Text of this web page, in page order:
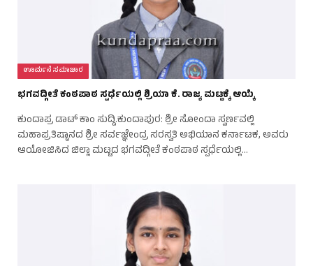
ಊರ್ಮನೆ ಸಮಾಚಾರ
ಭಗವದ್ಗೀತೆ ಕಂಠಪಾಠ ಸ್ಪರ್ಧೆಯಲ್ಲಿ ಶ್ರಿಯಾ ಕೆ. ರಾಜ್ಯ ಮಟ್ಟಕ್ಕೆ ಆಯ್ಕೆ
ಕುಂದಾಪ್ರ ಡಾಟ್‌ ಕಾಂ ಸುದ್ದಿ.ಕುಂದಾಪುರ: ಶ್ರೀ ಸೋಂದಾ ಸ್ವರ್ಣವಲ್ಲಿ
ಮಹಾಪ್ರತಿಷ್ಠಾನದ ಶ್ರೀ ಸರ್ವಜ್ಞೇಂದ್ರ ಸರಸ್ವತಿ ಅಭಿಯಾನ ಕರ್ನಾಟಕ, ಅವರು
ಆಯೋಜಿಸಿದ ಜಿಲ್ಲಾ ಮಟ್ಟದ ಭಗವದ್ಗೀತೆ ಕಂಠಪಾಠ ಸ್ಪರ್ಧೆಯಲ್ಲಿ…